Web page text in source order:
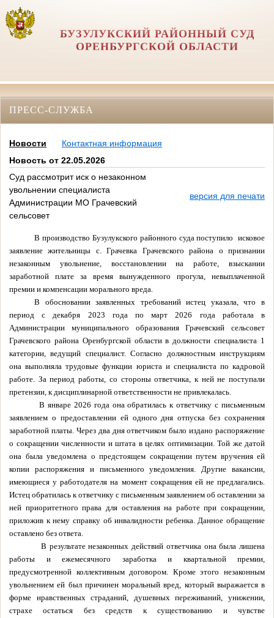
БУЗУЛУКСКИЙ РАЙОННЫЙ СУД
ОРЕНБУРГСКОЙ ОБЛАСТИ
ПРЕСС-СЛУЖБА
Новости
Контактная информация
Новость от 22.05.2026
Суд рассмотрит иск о незаконном
увольнении специалиста
Администрации МО Грачевский
сельсовет
версия для печати
В производство Бузулукского районного суда поступило
исковое
заявление жительницы с. Грачевка Грачевского района о признании
незаконным увольнение, восстановлении на работе, взыскании
заработной плате за время вынужденного прогула, невыплаченной
премии и компенсации морального вреда.
В обосновании заявленных требований истец указала, что в
период с декабря 2023 года по март 2026 года работала в
Администрации муниципального образования Грачевский сельсовет
Грачевского района Оренбургской области в должности специалиста 1
категории, ведущий специалист. Согласно должностным инструкциям
она выполняла трудовые функции юриста и специалиста по кадровой
работе. За период работы, со стороны ответчика, к ней не поступали
претензии, к дисциплинарной ответственности не привлекалась.
В январе 2026 года она обратилась к ответчику с письменным
заявлением о предоставлении ей одного дня отпуска без сохранения
заработной платы. Через два дня ответчиком было издано распоряжение
о сокращении численности и штата в целях оптимизации. Той же датой
она была уведомлена о предстоящем сокращении путем вручения ей
копии распоряжения и письменного уведомления. Другие вакансии,
имеющиеся у работодателя на момент сокращения ей не предлагались.
Истец обратилась к ответчику с письменным заявлением об оставлении за
ней приоритетного права для оставления на работе при сокращении,
приложив к нему справку об инвалидности ребенка. Данное обращение
оставлено без ответа.
В результате незаконных действий ответчика она была лишена
работы и ежемесячного заработка и квартальной премии,
предусмотренной коллективным договором. Кроме этого незаконным
увольнением ей был причинен моральный вред, который выражается в
форме нравственных страданий, душевных переживаний, унижении,
страхе остаться без средств к существованию и чувстве